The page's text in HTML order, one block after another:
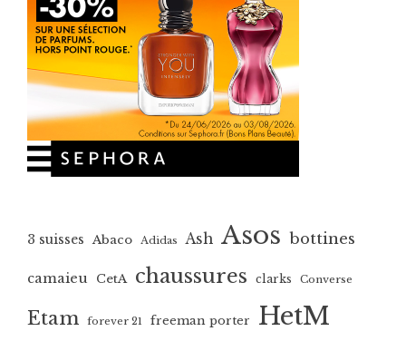
3 suisses Abaco Adidas Ash Asos bottines
camaieu CetA chaussures clarks Converse
Etam forever 21 freeman porter HetM